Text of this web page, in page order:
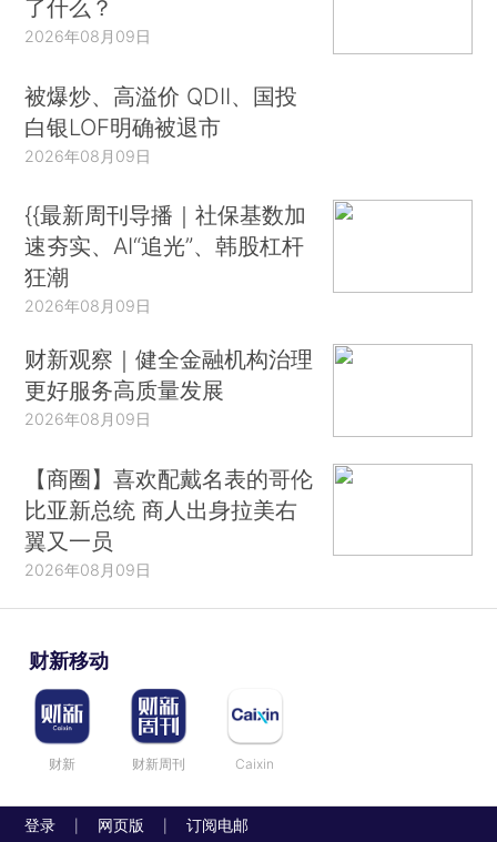
了什么？
2026年08月09日
被爆炒、高溢价 QDII、国投
白银LOF明确被退市
2026年08月09日
{{最新周刊导播｜社保基数加
速夯实、AI“追光”、韩股杠杆
狂潮
2026年08月09日
财新观察｜健全金融机构治理
更好服务高质量发展
2026年08月09日
【商圈】喜欢配戴名表的哥伦
比亚新总统 商人出身拉美右
翼又一员
2026年08月09日
财新移动
财新 财新周刊 Caixin
登录 网页版 订阅电邮